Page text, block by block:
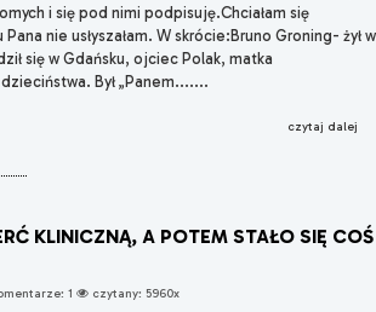
i się pod nimi podpisuję.Chciałam się
nie usłyszałam. W skrócie:Bruno Groning- żył w
się w Gdańsku, ojciec Polak, matka
Był „Panem.......
czytaj dalej
KLINICZNĄ, A POTEM STAŁO SIĘ COŚ
1 czytany: 5960x